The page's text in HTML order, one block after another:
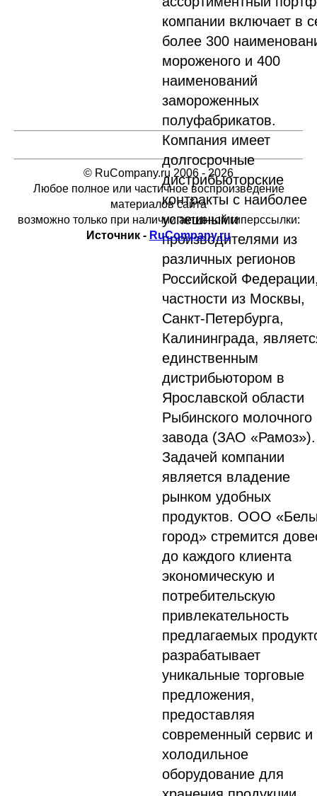
компании включает в
более 300
мороженого и 400
наименований
замороженных
полуфабрикатов.
Компания имеет
долгосрочные
дистрибьюторские
контракты с наиболее
успешными
производителями из
различных регионов
Российской
частности из Москвы,
Санкт-Петербурга,
Калининграда,
единственным
дистрибьютором в
Ярославской области
Рыбинского молочного
завода (ЗАО «Рамоз»).
Задачей компании
является владение
рынком удобных
продуктов. ООО
город» стремится
до каждого клиента
экономическую и
потребительскую
привлекательность
предлагаемых
разрабатывает
уникальные торговые
предложения,
предоставляя
современный сервис и
холодильное
оборудование для
© RuCompany.ru 2006 - 2026
Любое полное или частичное воспроизведение
материалов сайта
возможно только при наличии активной гиперссылки:
Источник - RuCompany.ru